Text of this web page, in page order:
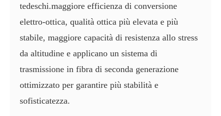
tedeschi.maggiore efficienza di conversione
elettro-ottica, qualità ottica più elevata e più
stabile, maggiore capacità di resistenza allo stress
da altitudine e applicano un sistema di
trasmissione in fibra di seconda generazione
ottimizzato per garantire più stabilità e
sofisticatezza.